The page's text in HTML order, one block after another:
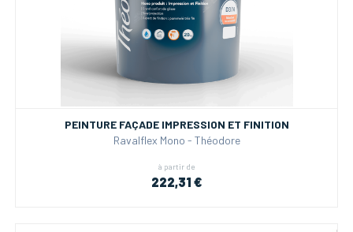
PEINTURE FAÇADE IMPRESSION ET FINITION
Ravalflex Mono - Théodore
à partir de
222,31 €